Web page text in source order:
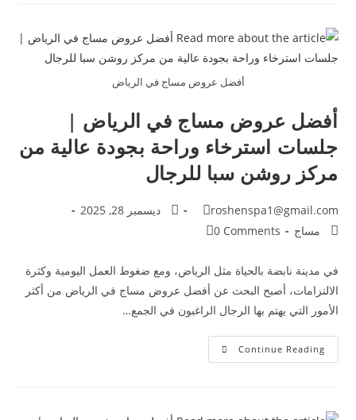
أفضل عروض مساج في الرياض
أفضل عروض مساج في الرياض |
جلسات استرخاء وراحة بجودة عالية من
مركز روشن سبا للرجال
roshenspa1@gmail.com
ديسمبر 28, 2025
مساج
0 Comments
في مدينة نابضة بالحياة مثل الرياض، ومع ضغوط العمل اليومية وكثرة
الالتزامات، أصبح البحث عن أفضل عروض مساج في الرياض من أكثر
الأمور التي يهتم بها الرجال الراغبون في الجمع…
Continue Reading